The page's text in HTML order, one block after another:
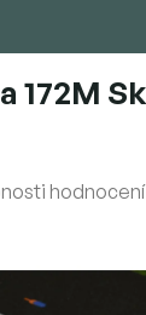
172M
hodnocení